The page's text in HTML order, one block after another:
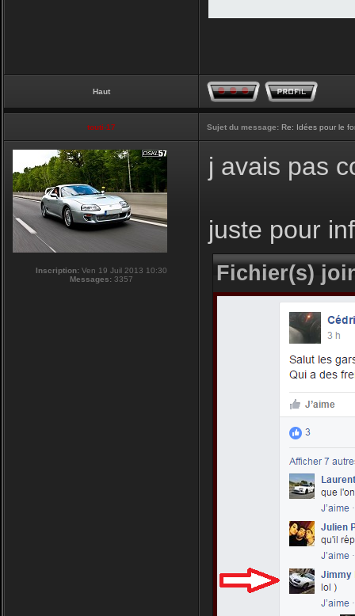
Haut
touti-17 Sujet du message: Re: Idées pour le
Inscription: Ven 19 Juil 2013 10:30
Messages: 3357
j avais pas
juste pour
Fichier(s)